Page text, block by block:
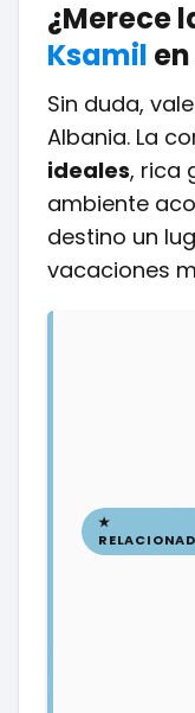
¿Merece
Ksamil
Sin duda,
Albania. La
ideales, rica
ambiente
destino un
vacaciones